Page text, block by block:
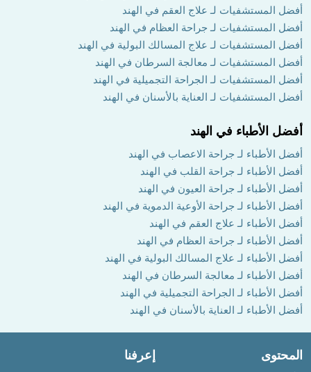
أفضل المستشفيات لـ علاج العقم في الهند
أفضل المستشفيات لـ جراحة العظام في الهند
أفضل المستشفيات لـ علاج المسالك البولية في الهند
أفضل المستشفيات لـ معالجة السرطان في الهند
أفضل المستشفيات لـ الجراحة التجميلية في الهند
أفضل المستشفيات لـ العناية بالأسنان في الهند
أفضل الأطباء في الهند
أفضل الأطباء لـ جراحة الاعصاب في الهند
أفضل الأطباء لـ جراحة القلب في الهند
أفضل الأطباء لـ جراحة العيون في الهند
أفضل الأطباء لـ جراحة الأوعية الدموية في الهند
أفضل الأطباء لـ علاج العقم في الهند
أفضل الأطباء لـ جراحة العظام في الهند
أفضل الأطباء لـ علاج المسالك البولية في الهند
أفضل الأطباء لـ معالجة السرطان في الهند
أفضل الأطباء لـ الجراحة التجميلية في الهند
أفضل الأطباء لـ العناية بالأسنان في الهند
المحتوى إعرفنا